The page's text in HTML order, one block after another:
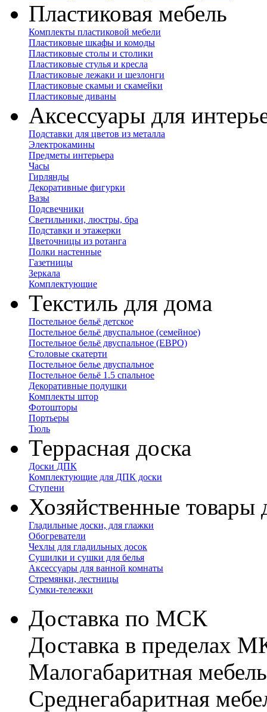
Пластиковая мебель
Комплекты пластиковой мебели
Пластиковые шкафы и комоды
Пластиковые столы и столики
Пластиковые стулья и кресла
Пластиковые лежаки и шезлонги
Пластиковые скамьи и скамейки
Пластиковые диваны
Аксессуары для
Подставки для цветов из металла
Электрокамины
Предметы интерьера
Часы
Гирлянды
Декоративные фигурки
Вазы
Подсвечники
Светильники, люстры, бра
Подставки и этажерки
Цветочницы из ротанга
Полки настенные
Газетницы
Зеркала
Комплектующие
Текстиль для дома
Постельное бельё детское
Постельное бельё двуспальное (семейное)
Постельное бельё двуспальное (ЕВРО)
Столовые скатерти
Постельное белье двуспальное
Постельное бельё 1.5 спальное
Декоративные подушки
Комплекты штор
Фотошторы
Портьеры
Тюль
Террасная доска
Доски ДПК
Комплектующие для ДПК доски
Ступени
Хозяйственные товары
Гладильные доски, для глажки
Обогреватели
Чехлы для гладильных досок
Сушилки и сушки для белья
Аксессуары для ванной комнаты
Стремянки, лестницы
Сумки-тележки
Доставка по МСК
Доставка в пределах
Малогабаритная
Cреднегабаритная